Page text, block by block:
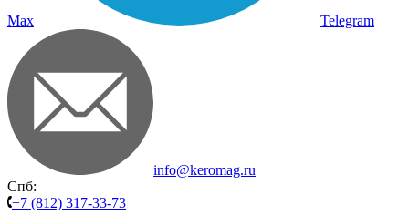
Max Telegram
info@keromag.ru
Спб:
+7 (812) 317-33-73